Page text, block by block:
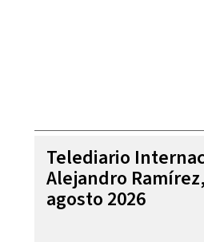
Telediario
Alejandro
agosto 2026